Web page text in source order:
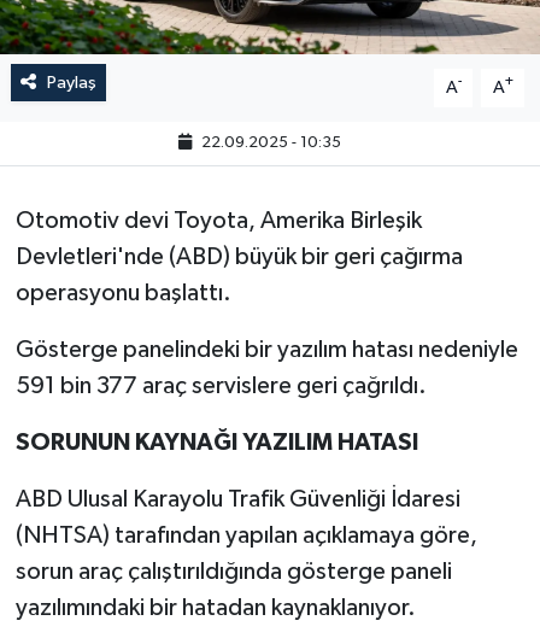
Paylaş A- A+
22.09.2025 - 10:35
Otomotiv devi Toyota, Amerika Birleşik
Devletleri'nde (ABD) büyük bir geri çağırma
operasyonu başlattı.
Gösterge panelindeki bir yazılım hatası nedeniyle
591 bin 377 araç servislere geri çağrıldı.
SORUNUN KAYNAĞI YAZILIM HATASI
ABD Ulusal Karayolu Trafik Güvenliği İdaresi
(NHTSA) tarafından yapılan açıklamaya göre,
sorun araç çalıştırıldığında gösterge paneli
yazılımındaki bir hatadan kaynaklanıyor.